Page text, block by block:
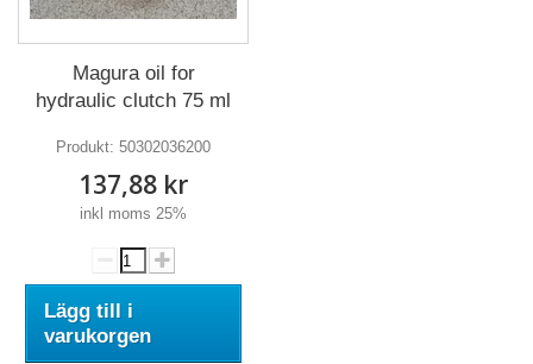
Magura oil for
hydraulic clutch 75 ml
Produkt: 50302036200
137,88 kr
inkl moms 25%
Lägg till i
varukorgen